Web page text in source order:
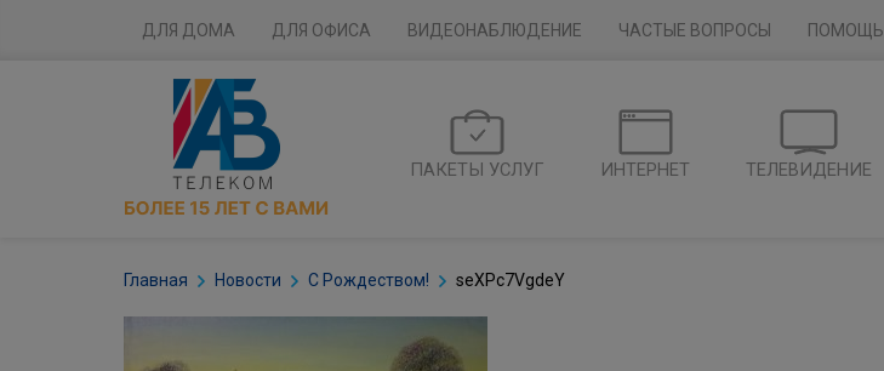
ДЛЯ ДОМА ДЛЯ ОФИСА ВИДЕОНАБЛЮДЕНИЕ ЧАСТЫЕ ВОПРОСЫ ПОМОЩЬ
ПАКЕТЫ УСЛУГ ИНТЕРНЕТ ТЕЛЕВИДЕНИЕ
Главная Новости С Рождеством! seXPc7VgdeY